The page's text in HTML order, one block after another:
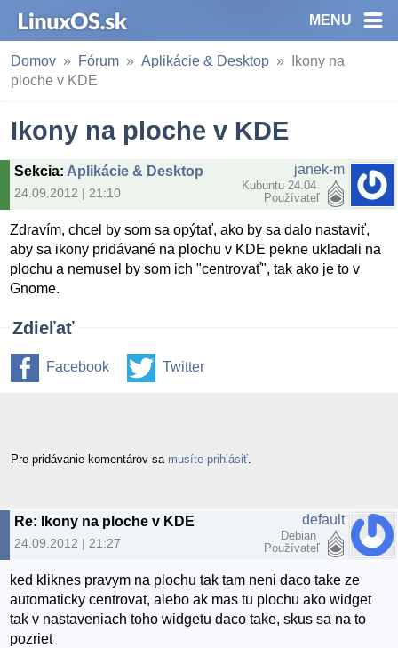
MENU
Domov Fórum Aplikácie & Desktop
Ikony na
ploche v KDE
Ikony na ploche v KDE
Sekcia: Aplikácie & Desktop
24.09.2012 | 21:10
janek-m
Kubuntu 24.04
Používateľ
Zdravím, chcel by som sa opýtať, ako by sa dalo nastaviť,
aby sa ikony pridávané na plochu v KDE pekne ukladali na
plochu a nemusel by som ich "centrovať", tak ako je to v
Gnome.
Zdieľať
Facebook Twitter
Pre pridávanie komentárov sa musíte prihlásiť
Re: Ikony na ploche v KDE
24.09.2012 | 21:27
default
Debian
Používateľ
ked kliknes pravym na plochu tak tam neni daco take ze
automaticky centrovat, alebo ak mas tu plochu ako widget
tak v nastaveniach toho widgetu daco take, skus sa na to
pozriet